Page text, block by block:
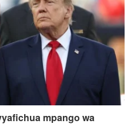
mpango wa